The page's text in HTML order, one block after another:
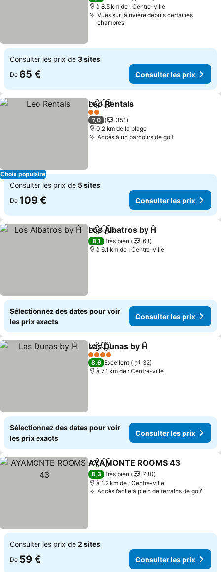
à 8.5 km de : Centre-ville
Vues sur la rivière depuis certaines
chambres
Consulter les prix de 3 sites
De 65 € Consulter les prix
Choix populaire
PartagerAjouter à mes favoris
Leo Rentals
2 Étoiles
7,0
351
0.2 km de la plage
Accès à un parcours de golf
Consulter les prix de 5 sites
De 109 € Consulter les prix
PartagerAjouter à mes favoris
Los Albatros by Ĥ
8,1 Très bien
63
à 6.1 km de : Centre-ville
Sélectionnez des dates pour voir
les prix exacts
Consulter les prix
PartagerAjouter à mes favoris
Las Dunas by Ĥ
4 Étoiles
8,6 Excellent
32
à 7.1 km de : Centre-ville
Sélectionnez des dates pour voir
les prix exacts
Consulter les prix
PartagerAjouter à mes favoris
AYAMONTE ROOMS 43
8,3 Très bien
730
à 1.2 km de : Centre-ville
Accès facile à plein de terrains de golf
Consulter les prix de 2 sites
De 59 € Consulter les prix